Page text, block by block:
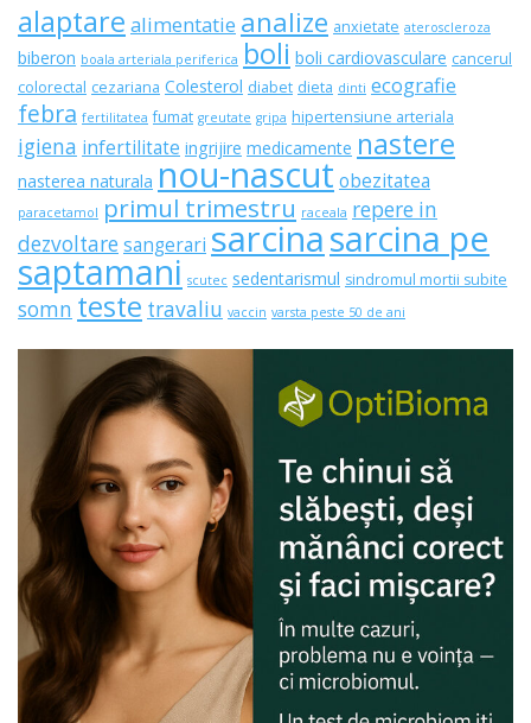
alaptare alimentatie analize anxietate ateroscleroza
biberon boala arteriala periferica boli boli cardiovasculare cancerul
colorectal cezariana Colesterol diabet dieta dinti ecografie
febra fertilitatea fumat greutate gripa hipertensiune arteriala
igiena infertilitate ingrijire medicamente nastere
nasterea naturala nou-nascut obezitatea
paracetamol primul trimestru raceala repere in
dezvoltare sangerari sarcinasarcina pe
saptamani scutec sedentarismul sindromul mortii subite
somn teste travaliu vaccin varsta peste 50 de ani